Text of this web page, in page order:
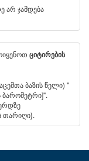
არ ჯამდება
ციტირების
ბაზის წელი) "
ბარომეტრი]".
თარიღი}.